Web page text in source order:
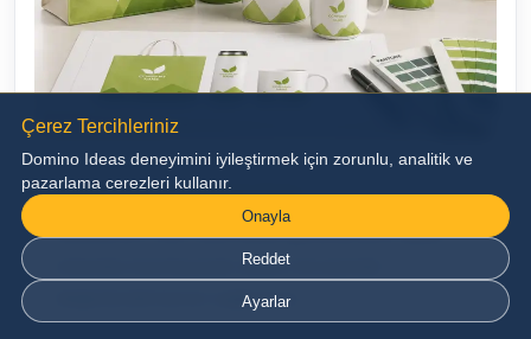
Üretim Öncesi Görsel Onay
Markanızın ürün üzerindeki görünümünü dijital
ortamda hazırlayarak üretim öncesinde
değerlendirmenizi sağlıyoruz.
Çerez Tercihleriniz
Domino Ideas deneyimini iyileştirmek için zorunlu, analitik ve
pazarlama cerezleri kullanır.
Onayla
Reddet
Ayarlar